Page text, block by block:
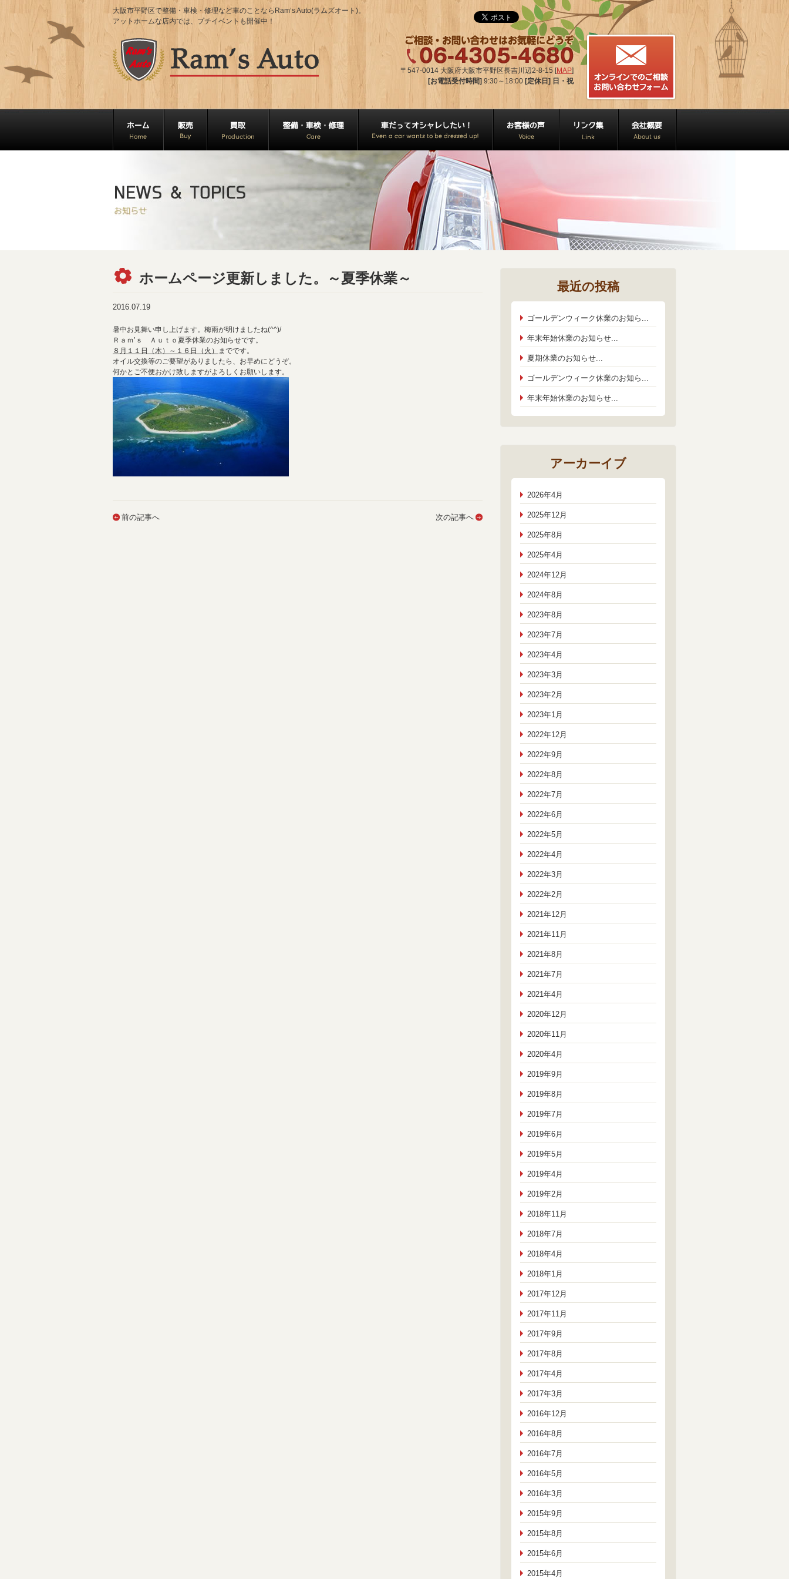
大阪市平野区で整備・車検・修理など車のことならRam‘s Auto(ラムズオート)。
アットホームな店内では、プチイベントも開催中！
〒547-0014 大阪府大阪市平野区長吉川辺2-8-15 [MAP]
[お電話受付時間] 9:30～18:00 [定休日] 日・祝
ホームページ更新しました。～夏季休業～
2016.07.19
暑中お見舞い申し上げます。梅雨が明けましたね(^^)/
Ｒａｍ’ｓ Ａｕｔｏ夏季休業のお知らせです。
８月１１日（木）～１６日（火）
までです。
オイル交換等のご要望がありましたら、お早めにどうぞ。
何かとご不便おかけ致しますがよろしくお願いします。
前の記事へ 次の記事へ
最近の投稿
ゴールデンウィーク休業のお知ら...
年末年始休業のお知らせ...
夏期休業のお知らせ...
ゴールデンウィーク休業のお知ら...
年末年始休業のお知らせ...
アーカーイブ
2026年4月
2025年12月
2025年8月
2025年4月
2024年12月
2024年8月
2023年8月
2023年7月
2023年4月
2023年3月
2023年2月
2023年1月
2022年12月
2022年9月
2022年8月
2022年7月
2022年6月
2022年5月
2022年4月
2022年3月
2022年2月
2021年12月
2021年11月
2021年8月
2021年7月
2021年4月
2020年12月
2020年11月
2020年4月
2019年9月
2019年8月
2019年7月
2019年6月
2019年5月
2019年4月
2019年2月
2018年11月
2018年7月
2018年4月
2018年1月
2017年12月
2017年11月
2017年9月
2017年8月
2017年4月
2017年3月
2016年12月
2016年8月
2016年7月
2016年5月
2016年3月
2015年9月
2015年8月
2015年6月
2015年4月